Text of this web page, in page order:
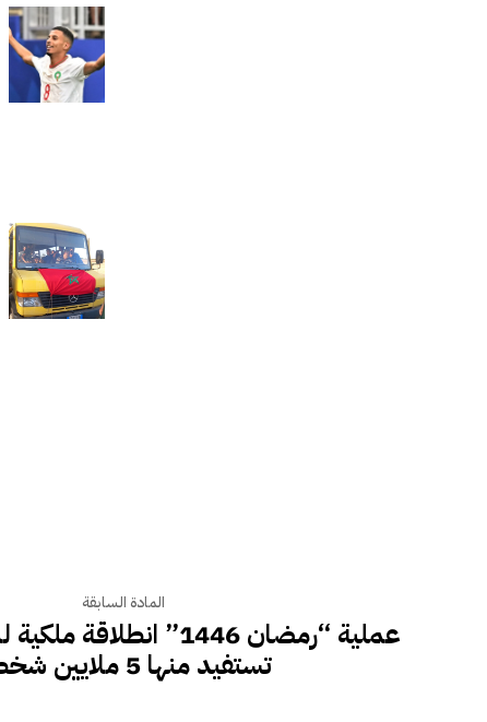
المادة السابقة
عملية “رمضان 1446”
تستفيد منها 5 ملايين شخص